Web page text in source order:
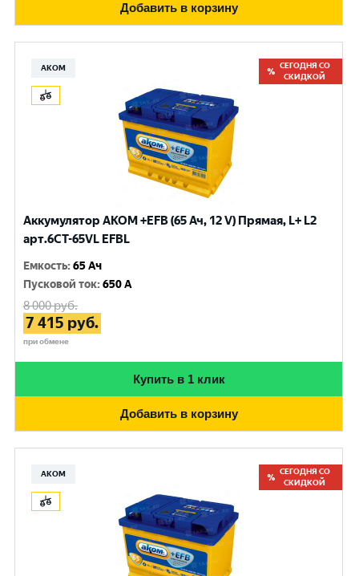
Добавить в корзину
АКОМ
СЕГОДНЯ СО
СКИДКОЙ
Аккумулятор AKOM +EFB (65 Ач, 12 V) Прямая, L+ L2
арт.6СТ-65VL EFBL
Емкость:65 Ач
Пусковой ток:650 A
8 000руб.
7 415 руб.
при обмене
Купить в 1 клик
Добавить в корзину
АКОМ
СЕГОДНЯ СО
СКИДКОЙ